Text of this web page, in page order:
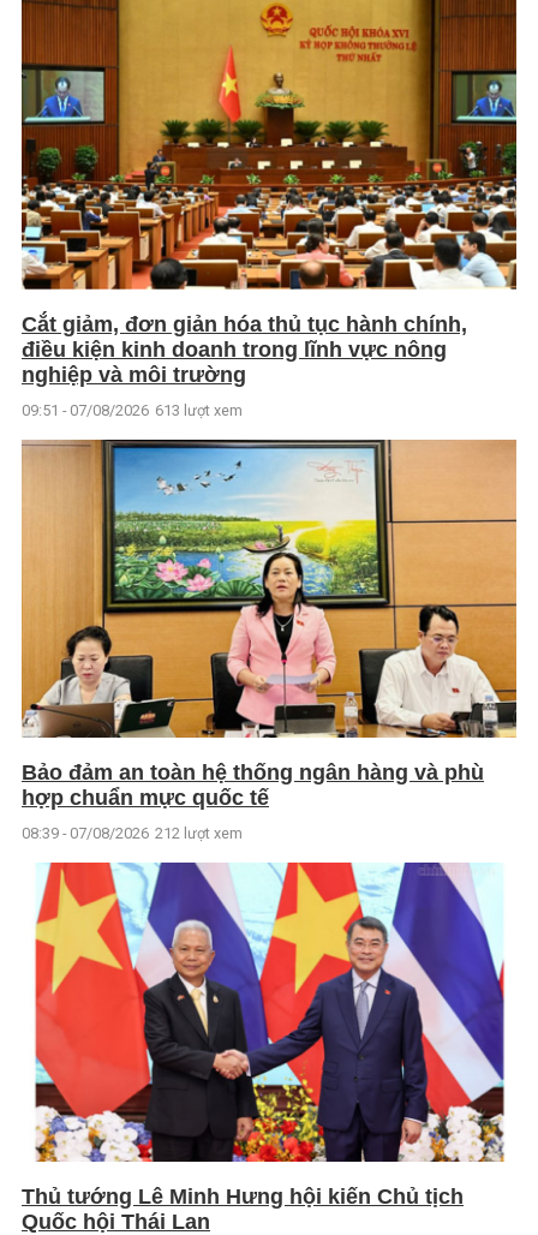
Cắt giảm, đơn giản hóa thủ tục hành chính,
điều kiện kinh doanh trong lĩnh vực nông
nghiệp và môi trường
09:51 - 07/08/2026 613 lượt xem
Bảo đảm an toàn hệ thống ngân hàng và phù
hợp chuẩn mực quốc tế
08:39 - 07/08/2026 212 lượt xem
Thủ tướng Lê Minh Hưng hội kiến Chủ tịch
Quốc hội Thái Lan